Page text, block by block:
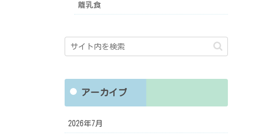
離乳食
アーカイブ
2026年7月